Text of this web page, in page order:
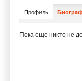
Профиль
Пока еще никто не